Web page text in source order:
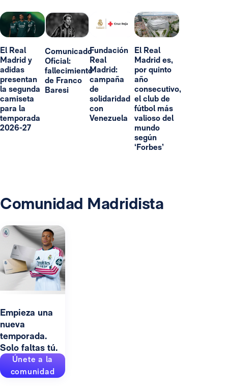
El Real
Madrid y
adidas
presentan
la segunda
camiseta
para la
temporada
2026-27
Comunicado
Oficial:
fallecimiento
de Franco
Baresi
Fundación
Real
Madrid:
campaña
de
solidaridad
con
Venezuela
El Real
Madrid es,
por quinto
año
consecutivo,
el club de
fútbol más
valioso del
mundo
según
‘Forbes’
Comunidad Madridista
Empieza una
nueva
temporada.
Solo faltas tú.
Únete a la
comunidad